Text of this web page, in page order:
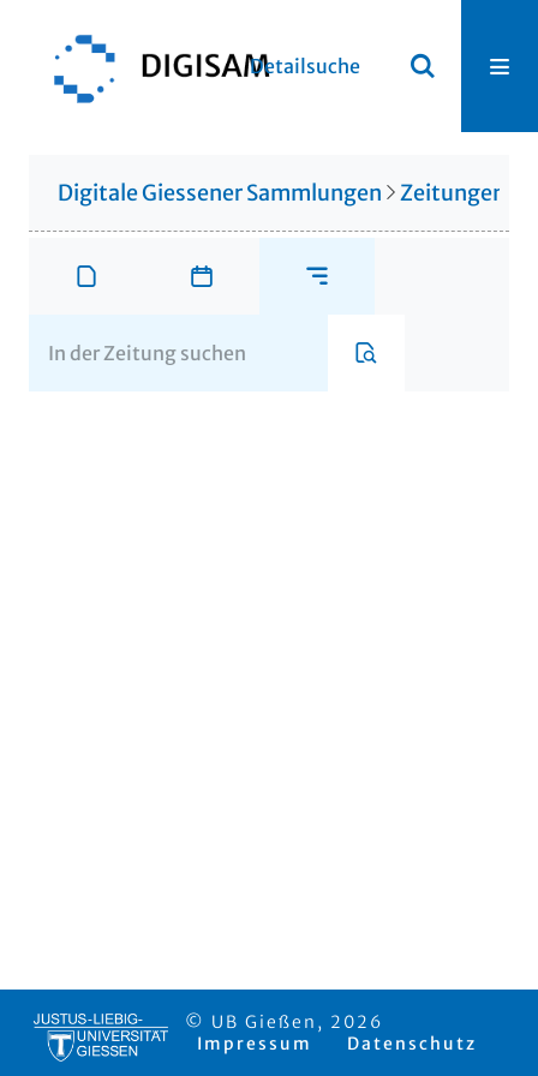
Detailsuche
Digitale Giessener Sammlungen Zeitungen
© UB Gießen, 2026
Impressum
Datenschutz